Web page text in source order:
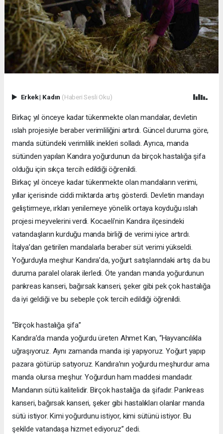
Erkek| Kadın (Haberi Sesli Oku)
Birkaç yıl önceye kadar tükenmekte olan mandalar, devletin
ıslah projesiyle beraber verimliliğini artırdı. Güncel duruma göre,
manda sütündeki verimlilik inekleri solladı. Ayrıca, manda
sütünden yapılan Kandıra yoğurdunun da birçok hastalığa şifa
olduğu için sıkça tercih edildiği öğrenildi.
Birkaç yıl önceye kadar tükenmekte olan mandaların verimi,
yıllar içerisinde ciddi miktarda artış gösterdi. Devletin mandayı
geliştirmeye, ırkları yenilemeye yönelik ortaya koyduğu ıslah
projesi meyvelerini verdi. Kocaeli’nin Kandıra ilçesindeki
vatandaşların kurduğu manda birliği de verimi iyice artırdı.
İtalya’dan getirilen mandalarla beraber süt verimi yükseldi.
Yoğurduyla meşhur Kandıra’da, yoğurt satışlarındaki artış da bu
duruma paralel olarak ilerledi. Öte yandan manda yoğurdunun
pankreas kanseri, bağırsak kanseri, şeker gibi pek çok hastalığa
da iyi geldiği ve bu sebeple çok tercih edildiği öğrenildi.
“Birçok hastalığa şifa”
Kandıra’da manda yoğurdu üreten Ahmet Kan, “Hayvancılıkla
uğraşıyoruz. Aynı zamanda manda işi yapıyoruz. Yoğurt yapıp
pazara götürüp satıyoruz. Kandıra’nın yoğurdu meşhurdur ama
manda olursa meşhur. Yoğurdun ham maddesi mandadır.
Mandanın sütü kalitelidir. Birçok hastalığa da şifadır. Pankreas
kanseri, bağırsak kanseri, şeker gibi hastalıkları olanlar manda
sütü istiyor. Kimi yoğurdunu istiyor, kimi sütünü istiyor. Bu
şekilde vatandaşa hizmet ediyoruz” dedi.